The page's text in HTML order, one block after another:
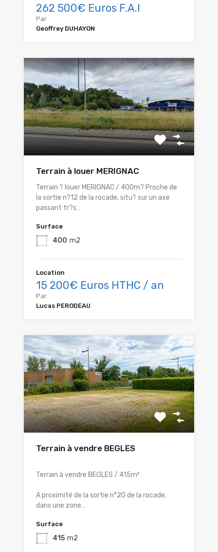
262 500€ Euros F.A.I
Par
Geoffrey DUHAYON
Terrain à louer MERIGNAC
Terrain ? louer MERIGNAC / 400m? Proche de
la sortie n?12 de la rocade, situ? sur un axe
passant tr?s…
Surface
400 m2
Location
15 200€ Euros HTHC / an
Par
Lucas PERODEAU
Terrain à vendre BEGLES
Terrain à vendre BEGLES / 415m²
A proximité de la sortie n°20 de la rocade,
dans une zone…
Surface
415 m2